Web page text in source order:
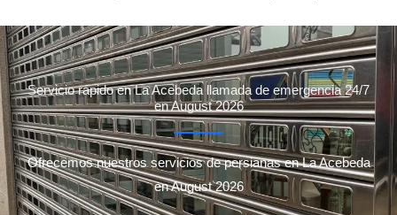
Servicio rápido en La Acebeda llamada de emergencia 24/7
en August 2026
Ofrecemos nuestros servicios de persianas en La Acebeda
en August 2026